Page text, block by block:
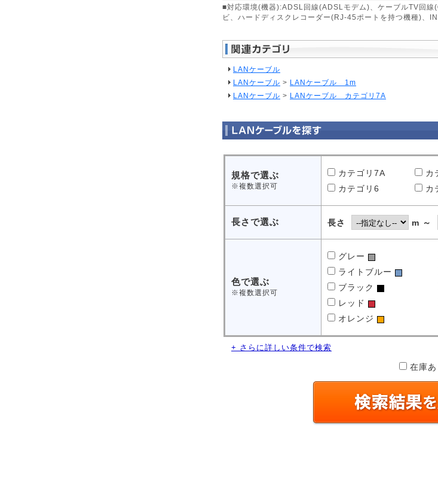
■対応環境(機器):ADSL回線(ADSLモデム)、ケーブルTV回
ビ、ハードディスクレコーダー(RJ-45ポートを持つ機種)、
LANケーブル
LANケーブル >
LANケーブル 1m
LANケーブル > LANケーブル カテゴリ7A
規格で選ぶ
※複数選択可
カテゴリ7A カ
カテゴリ6
カ
長さで選ぶ 長さ m ～
色で選ぶ
※複数選択可
グレー
ライトブルー
ブラック
レッド
オレンジ
+ さらに詳しい条件で検索
在庫